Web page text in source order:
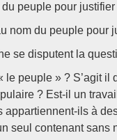
du peuple pour
nom du peuple pour
se disputent la
le peuple » ? S’agit
? Est-il un
appartiennent-ils à
seul contenant sans